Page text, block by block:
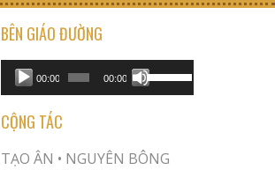
BÊN GIÁO ĐƯỜNG
Audio
Player
00:00 00:00
USE UP/DOWN ARROW KEYS TO INCREASE OR DECREASE VOLUME.
CỘNG TÁC
TẠO ÂN • NGUYÊN BÔNG